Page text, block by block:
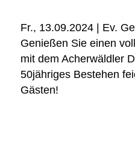
Fr., 13.09.2024 | Ev.
Genießen Sie einen
mit dem Acherwäldler
50jähriges Bestehen
Gästen!